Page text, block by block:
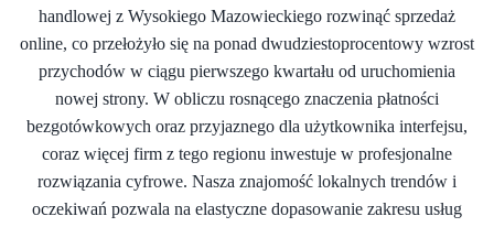
handlowej z Wysokiego Mazowieckiego rozwinąć sprzedaż
online, co przełożyło się na ponad dwudziestoprocentowy wzrost
przychodów w ciągu pierwszego kwartału od uruchomienia
nowej strony. W obliczu rosnącego znaczenia płatności
bezgotówkowych oraz przyjaznego dla użytkownika interfejsu,
coraz więcej firm z tego regionu inwestuje w profesjonalne
rozwiązania cyfrowe. Nasza znajomość lokalnych trendów i
oczekiwań pozwala na elastyczne dopasowanie zakresu usług